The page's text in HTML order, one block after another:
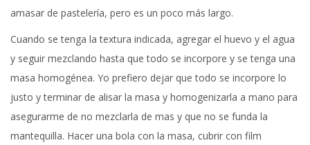
amasar de pastelería, pero es un poco más largo.
Cuando se tenga la textura indicada, agregar el huevo y el agua
y seguir mezclando hasta que todo se incorpore y se tenga una
masa homogénea. Yo prefiero dejar que todo se incorpore lo
justo y terminar de alisar la masa y homogenizarla a mano para
asegurarme de no mezclarla de mas y que no se funda la
mantequilla. Hacer una bola con la masa, cubrir con film